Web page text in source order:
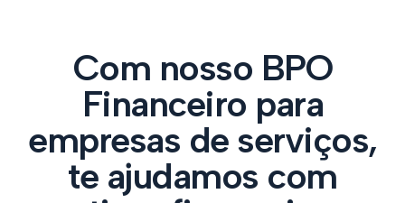
Com nosso BPO
Financeiro para
empresas de serviços,
te ajudamos com